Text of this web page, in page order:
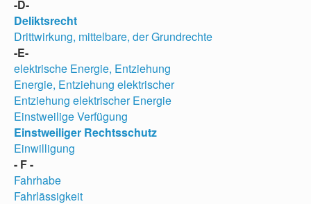
-D-
Deliktsrecht
Drittwirkung, mittelbare, der Grundrechte
-E-
elektrische Energie, Entziehung
Energie, Entziehung elektrischer
Entziehung elektrischer Energie
Einstweilige Verfügung
Einstweiliger Rechtsschutz
Einwilligung
- F -
Fahrhabe
Fahrlässigkeit